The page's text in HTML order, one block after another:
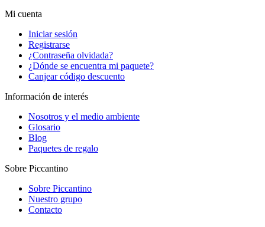
Mi cuenta
Iniciar sesión
Registrarse
¿Contraseña olvidada?
¿Dónde se encuentra mi paquete?
Canjear código descuento
Información de interés
Nosotros y el medio ambiente
Glosario
Blog
Paquetes de regalo
Sobre Piccantino
Sobre Piccantino
Nuestro grupo
Contacto